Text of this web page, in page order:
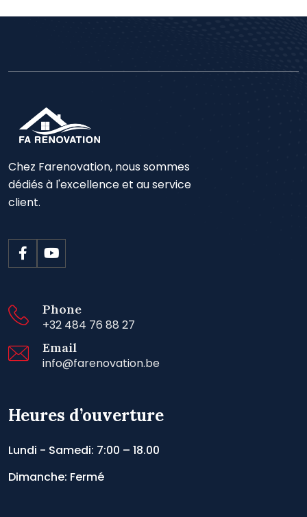
Chez Farenovation, nous sommes
dédiés à l'excellence et au service
client.
Phone
+32 484 76 88 27
Email
info@farenovation.be
Heures d’ouverture
Lundi - Samedi: 7:00 – 18.00
Dimanche: Fermé